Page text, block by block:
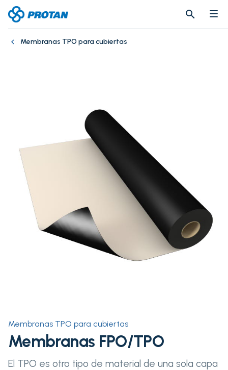
search
search
Membranas TPO para cubiertas
Membranas TPO para cubiertas
Membranas FPO/TPO
El TPO es otro tipo de material de una sola capa